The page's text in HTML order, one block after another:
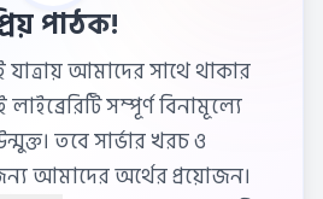
পাঠক!
যাত্রায় আমাদের সাথে থাকার
সম্পূর্ণ বিনামূল্যে
তবে সার্ভার খরচ ও
আমাদের অর্থের প্রয়োজন।